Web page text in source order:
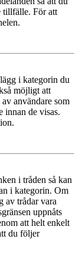
tillfälle. För att
i kategorin du
möjligt att
användare som
innan de visas.
i tråden så kan
i kategorin. Om
av trådar vara
uppnåts
att helt enkelt
du följer